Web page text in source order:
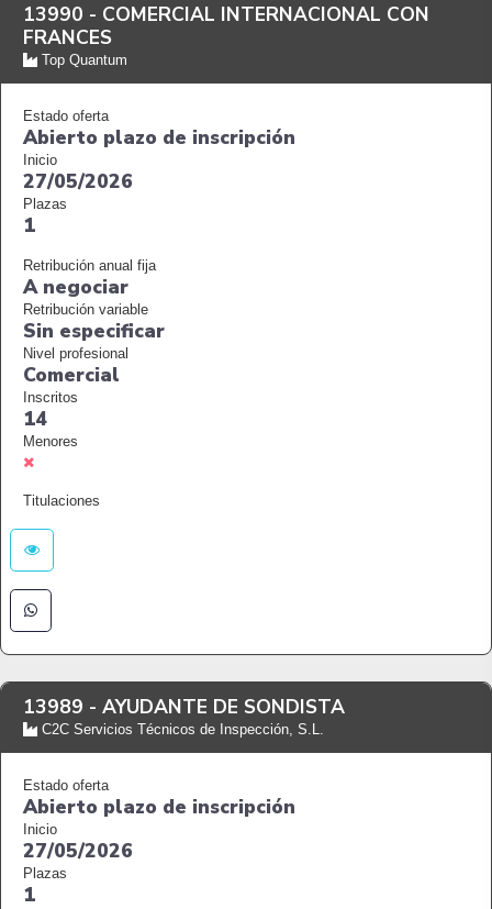
13990 - COMERCIAL INTERNACIONAL CON
FRANCES
Top Quantum
Estado oferta
Abierto plazo de inscripción
Inicio
27/05/2026
Plazas
1
Retribución anual fija
A negociar
Retribución variable
Sin especificar
Nivel profesional
Comercial
Inscritos
14
Menores
Titulaciones
13989 - AYUDANTE DE SONDISTA
C2C Servicios Técnicos de Inspección, S.L.
Estado oferta
Abierto plazo de inscripción
Inicio
27/05/2026
Plazas
1